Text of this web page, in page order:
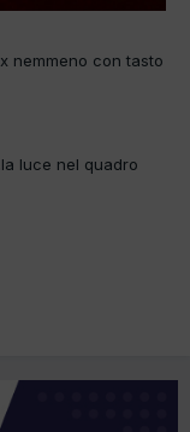
nemmeno con tasto
luce nel quadro